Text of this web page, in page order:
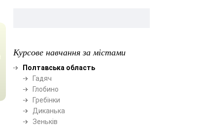
Курсове навчання за містами
Полтавська область
Гадяч
Глобино
Гребінки
Диканька
Зеньків